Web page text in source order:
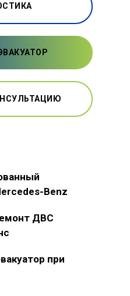
Benz
ДВС
при